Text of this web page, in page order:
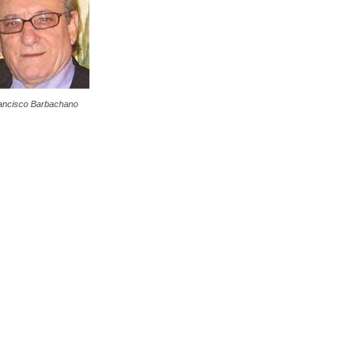
Barbachano